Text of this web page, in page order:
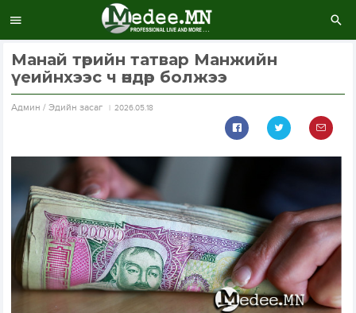
Манай төрийн татвар Манжийн
үеийнхээс ч өндөр болжээ
Aдмин / Эдийн засаг 2026.05.18